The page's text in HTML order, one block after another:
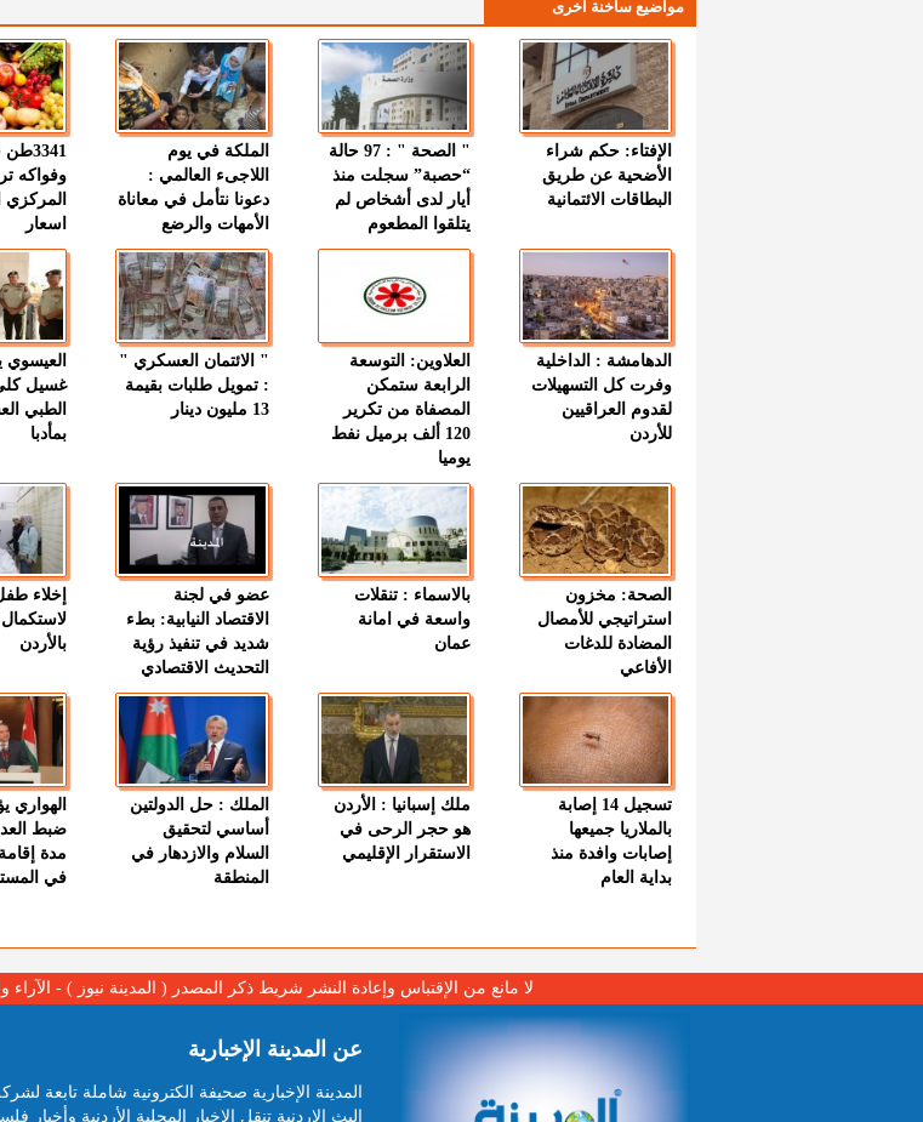
مواضيع ساخنة اخرى
الإفتاء: حكم شراء
الأضحية عن طريق
البطاقات الائتمانية
" الصحة " : 97 حالة
“حصبة” سجلت منذ
أيار لدى أشخاص لم
يتلقوا المطعوم
الملكة في يوم
اللاجىء العالمي :
دعونا نتأمل في معاناة
الأمهات والرضع
وفواكه
المركزي
اسعار
الدهامشة : الداخلية
وفرت كل التسهيلات
لقدوم العراقيين
للأردن
العلاوين: التوسعة
الرابعة ستمكن
المصفاة من تكرير
120 ألف برميل نفط
يوميا
" الائتمان العسكري "
: تمويل طلبات بقيمة
13 مليون دينار
العيسوي
غسيل
الطبي
بمأدبا
الصحة: مخزون
استراتيجي للأمصال
المضادة للدغات
الأفاعي
بالاسماء : تنقلات
واسعة في امانة
عمان
عضو في لجنة
الاقتصاد النيابية: بطء
شديد في تنفيذ رؤية
التحديث الاقتصادي
إخلاء
بالأردن
تسجيل 14 إصابة
بالملاريا جميعها
إصابات وافدة منذ
بداية العام
ملك إسبانيا : الأردن
هو حجر الرحى في
الاستقرار الإقليمي
الملك : حل الدولتين
أساسي لتحقيق
السلام والازدهار في
المنطقة
الهواري
ضبط
مدة
في
لا مانع من الإقتباس وإعادة النشر شريط ذكر المصدر ( المدينة نيوز ) -
عن المدينة الإخبارية
المدينة الإخبارية صحيفة الكترونية شاملة تابعة
البث الاردنية تنقل الاخبار المحلية الأردنية وأخبار